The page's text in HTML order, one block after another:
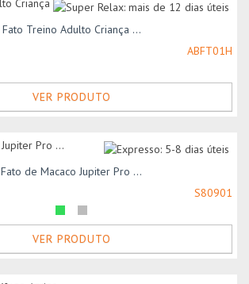
Fato Treino Adulto Criança ...
ABFT01H
VER PRODUTO
Fato de Macaco Jupiter Pro ...
S80901
VER PRODUTO